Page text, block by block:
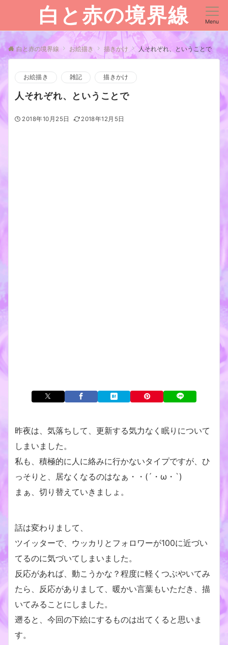
白と赤の境界線 Menu
白と赤の境界線 お絵描き 描きかけ 人それぞれ、ということで
お絵描き 雑記 描きかけ
人それぞれ、ということで
2018年10月25日 2018年12月5日
昨夜は、気落ちして、更新する気力なく眠りについて
しまいました。
私も、積極的に人に絡みに行かないタイプですが、ひ
っそりと、居なくなるのはなぁ・・(´・ω・`)
まぁ、切り替えていきましょ。
話は変わりまして、
ツイッターで、ウッカリとフォロワーが100に近づい
てるのに気づいてしまいました。
反応があれば、動こうかな？程度に軽くつぶやいてみ
たら、反応がありまして、暖かい言葉もいただき、描
いてみることにしました。
遡ると、今回の下絵にするものは出てくると思いま
す。